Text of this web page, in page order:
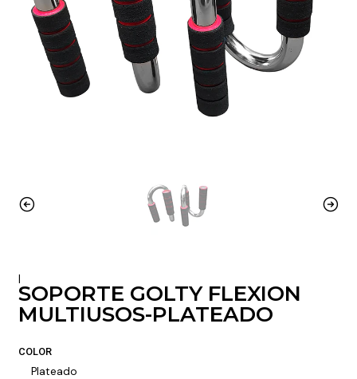
|
SOPORTE GOLTY FLEXION
MULTIUSOS-PLATEADO
COLOR
Plateado